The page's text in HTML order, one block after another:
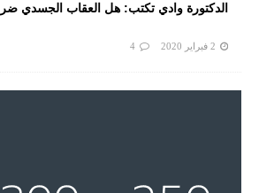
الدكتورة وادي تكتب: هل العقاب الجسدي
2 فبراير 2020 4